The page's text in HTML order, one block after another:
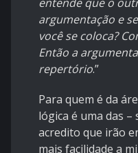
argumentação e
você se coloca?
Então a
repertório.”
Para quem é da
lógica é uma das
acredito que irão
mais facilidade a